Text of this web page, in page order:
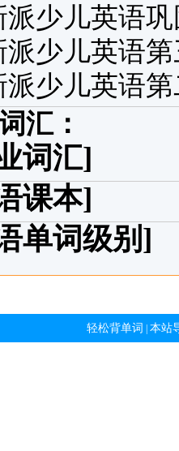
少儿英语
少儿英语
少儿英语
汇：
词汇]
课本]
单词级别]
轻松背单词 本站